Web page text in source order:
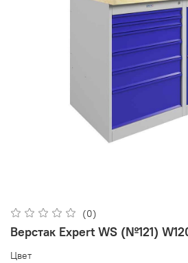
(0)
Верстак Expert WS (№121)
Цвет